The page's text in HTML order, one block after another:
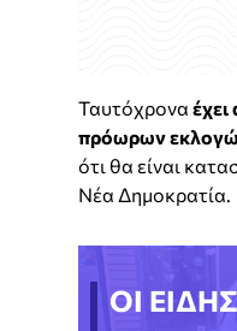
Ταυτόχρονα
πρόωρων
ότι θα είναι
Νέα Δημοκρατία.
ΟΙ